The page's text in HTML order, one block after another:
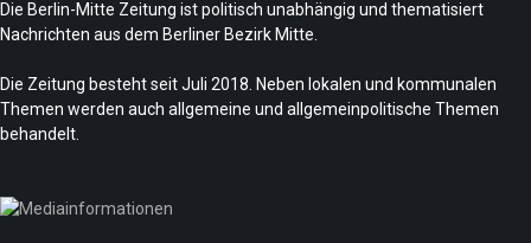
music
Redaktion 21. Juni 2026
Sommer in Berlin – die neue Edition vom
Die Berlin-Mitte Zeitung ist politisch unabhängig und thematisiert
Nachrichten aus dem Berliner Bezirk Mitte.
Die Zeitung besteht seit Juli 2018. Neben lokalen und kommunalen
Themen werden auch allgemeine und allgemeinpolitische Themen
behandelt.